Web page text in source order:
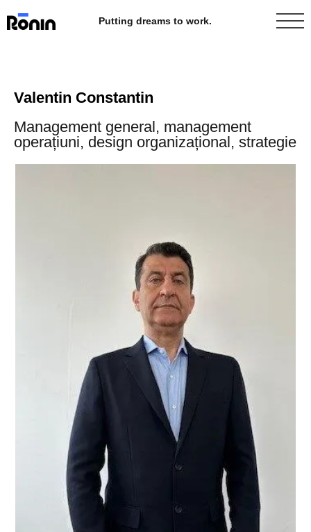
Putting dreams to work.
Valentin Constantin
Management general, management
operațiuni, design organizațional, strategie